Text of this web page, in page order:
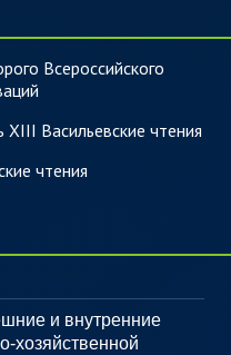
Всероссийского
Васильевские чтения
чтения
и внутренние
хозяйственной